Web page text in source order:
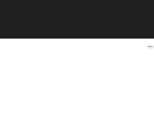
las que se enfrentan